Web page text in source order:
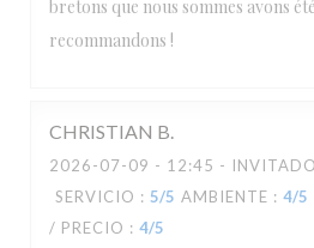
bretons que nous sommes avons
recommandons !
CHRISTIAN B
2026-07-09 - 12:45 -
SERVICIO : 5/5 AMBIENTE : 4/5
/ PRECIO : 4/5